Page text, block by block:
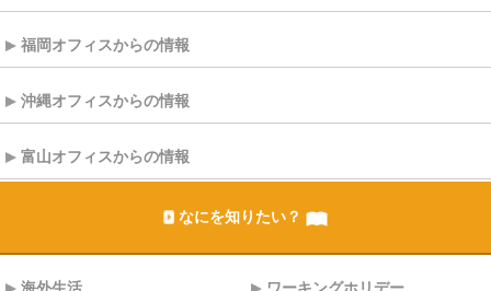
福岡オフィスからの情報
沖縄オフィスからの情報
富山オフィスからの情報
なにを知りたい？